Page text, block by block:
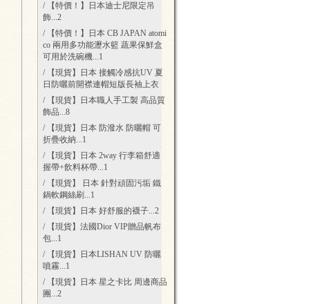
/ 【特價！】日本迪士尼限定吊
飾...2
/ 【特價！】日本 CB JAPAN atomi
co 兩用多功能瀝水籃 蔬果保鮮盒
可用於洗碗機...1
/ 【現貨】日本 接觸冷感抗UV 夏
日防曬前開襟連帽短版長袖上衣
/ 【現貨】日本職人手工製 高品質
飾品...8
/ 【現貨】日本 防潑水 防曬帽 可
折疊收納...1
/ 【現貨】日本 2way 行李箱舒適
握帶+飲料杯帶...1
/ 【現貨】 日本 針對頑固污垢 鐵
鍋軟鋼絲刷 ...1
/ 【現貨】日本 好舒服的襪子...2
/ 【現貨】法國Dior VIP贈品帆布
包...1
/ 【現貨】日本LISHAN UV 防曬
噴霧...1
/ 【現貨】日本 星之卡比 周邊商品
團 ...2